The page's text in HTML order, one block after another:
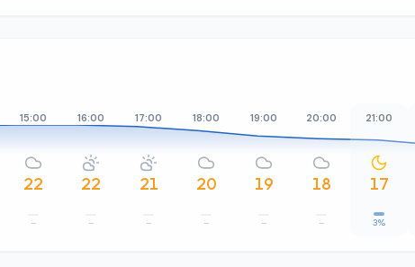
15:00
22
–
16:00
22
–
17:00
21
–
18:00
20
–
19:00
19
–
20:00
18
–
21:00
17
3%